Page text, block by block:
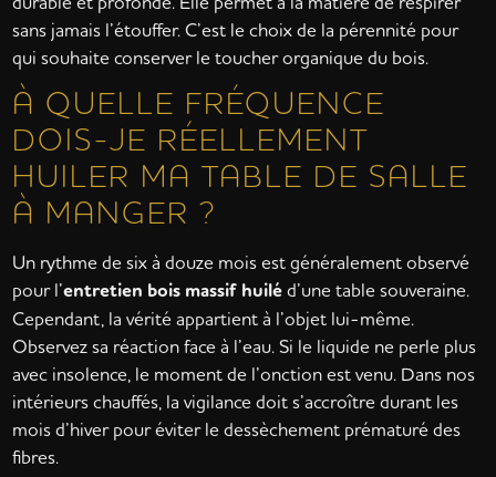
sans jamais l’étouffer. C’est le choix de la pérennité pour
qui souhaite conserver le toucher organique du bois.
À QUELLE FRÉQUENCE
DOIS-JE RÉELLEMENT
HUILER MA TABLE DE SALLE
À MANGER ?
Un rythme de six à douze mois est généralement observé
pour l’entretien bois massif huiléd’une table souveraine.
Cependant, la vérité appartient à l’objet lui-même.
Observez sa réaction face à l’eau. Si le liquide ne perle plus
avec insolence, le moment de l’onction est venu. Dans nos
intérieurs chauffés, la vigilance doit s’accroître durant les
mois d’hiver pour éviter le dessèchement prématuré des
fibres.